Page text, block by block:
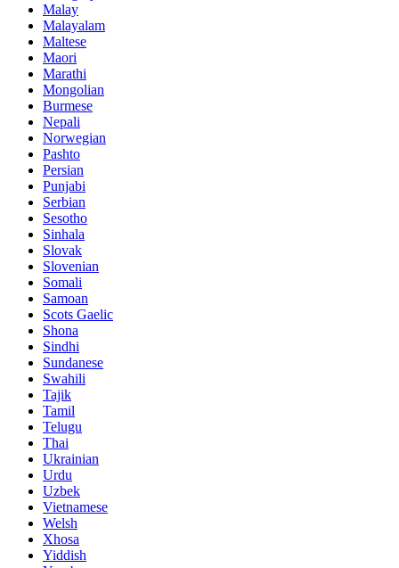
Malay
Malayalam
Maltese
Maori
Marathi
Mongolian
Burmese
Nepali
Norwegian
Pashto
Persian
Punjabi
Serbian
Sesotho
Sinhala
Slovak
Slovenian
Somali
Samoan
Scots Gaelic
Shona
Sindhi
Sundanese
Swahili
Tajik
Tamil
Telugu
Thai
Ukrainian
Urdu
Uzbek
Vietnamese
Welsh
Xhosa
Yiddish